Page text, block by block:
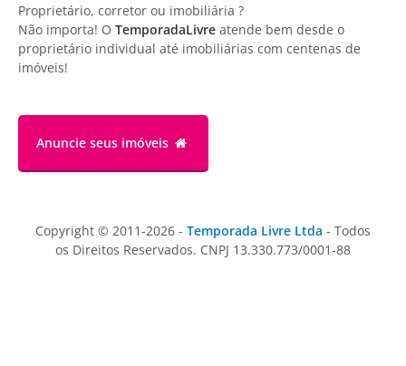
Proprietário, corretor ou imobiliária ?
Não importa! O TemporadaLivre atende bem desde o
proprietário individual até imobiliárias com centenas de
imóveis!
Anuncie seus imóveis
Copyright © 2011-2026 - Temporada Livre Ltda - Todos
os Direitos Reservados. CNPJ 13.330.773/0001-88